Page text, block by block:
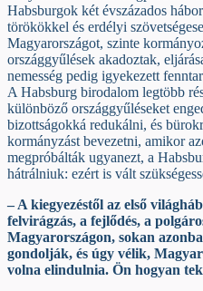
Habsburgok két évszázados
törökökkel és erdélyi
Magyarországot, szinte
országgyűlések akadoztak,
nemesség pedig igyekezett
A Habsburg birodalom legtöbb
különböző országgyűléseket
bizottságokká redukálni, és
kormányzást bevezetni, amikor
megpróbálták ugyanezt, a
hátrálniuk: ezért is vált
– A kiegyezéstől az első
felvirágzás, a fejlődés, a
Magyarországon, sokan
gondolják, és úgy vélik,
volna elindulnia. Ön hogyan